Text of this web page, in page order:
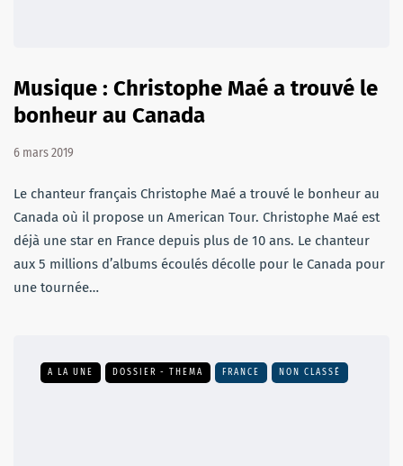
Musique : Christophe Maé a trouvé le
bonheur au Canada
6 mars 2019
Le chanteur français Christophe Maé a trouvé le bonheur au
Canada où il propose un American Tour. Christophe Maé est
déjà une star en France depuis plus de 10 ans. Le chanteur
aux 5 millions d’albums écoulés décolle pour le Canada pour
une tournée…
A LA UNE DOSSIER - THEMA FRANCE NON CLASSÉ